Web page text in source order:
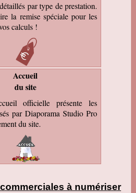
par type de prestation.
la remise spéciale pour les
calculs !
Accueil
du site
officielle présente les
par Diaporama Studio Pro
du site.
à numériser